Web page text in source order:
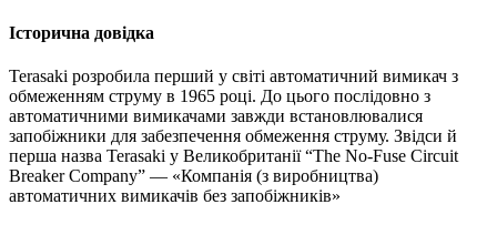
Історична довідка
Terasaki розробила перший у світі автоматичний вимикач з
обмеженням струму в 1965 році. До цього послідовно з
автоматичними вимикачами завжди встановлювалися
запобіжники для забезпечення обмеження струму. Звідси й
перша назва Terasaki у Великобританії “The No-Fuse Circuit
Breaker Company” — «Компанія (з виробництва)
автоматичних вимикачів без запобіжників»